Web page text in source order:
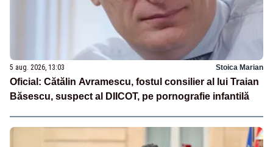
5 aug. 2026, 13:03 Stoica Marian
Oficial: Cătălin Avramescu, fostul consilier al lui Traian
Băsescu, suspect al DIICOT, pe pornografie infantilă